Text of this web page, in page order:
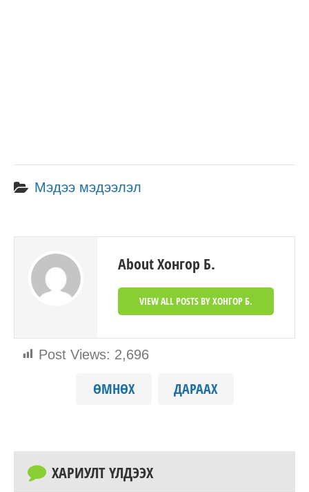
Post Views: 2,696
Мэдээ мэдээлэл
About Хонгор Б.
VIEW ALL POSTS BY ХОНГОР Б.
ӨМНӨХ ДАРААХ
ХАРИУЛТ ҮЛДЭЭХ